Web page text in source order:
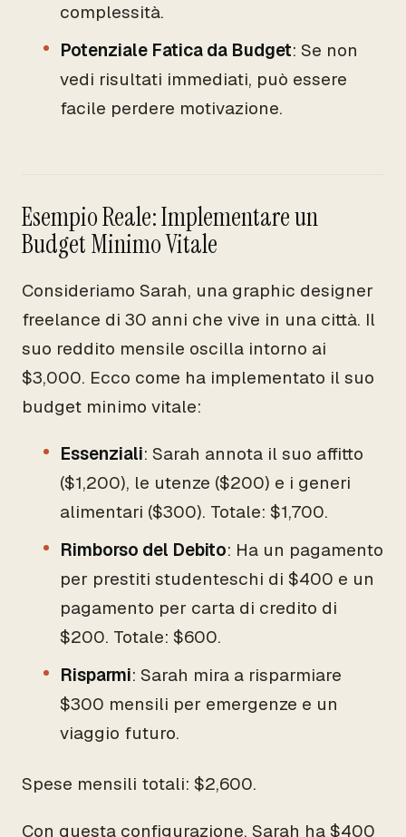
complessità.
Potenziale Fatica da Budget: Se non
vedi risultati immediati, può essere
facile perdere motivazione.
Esempio Reale: Implementare un
Budget Minimo Vitale
Consideriamo Sarah, una graphic designer
freelance di 30 anni che vive in una città. Il
suo reddito mensile oscilla intorno ai
$3,000. Ecco come ha implementato il suo
budget minimo vitale:
Essenziali: Sarah annota il suo affitto
($1,200), le utenze ($200) e i generi
alimentari ($300). Totale: $1,700.
Rimborso del Debito: Ha un pagamento
per prestiti studenteschi di $400 e un
pagamento per carta di credito di
$200. Totale: $600.
Risparmi: Sarah mira a risparmiare
$300 mensili per emergenze e un
viaggio futuro.
Spese mensili totali: $2,600.
Con questa configurazione, Sarah ha $400